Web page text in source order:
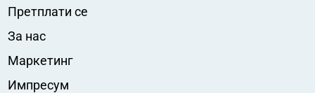
Претплати се
За нас
Маркетинг
Импресум